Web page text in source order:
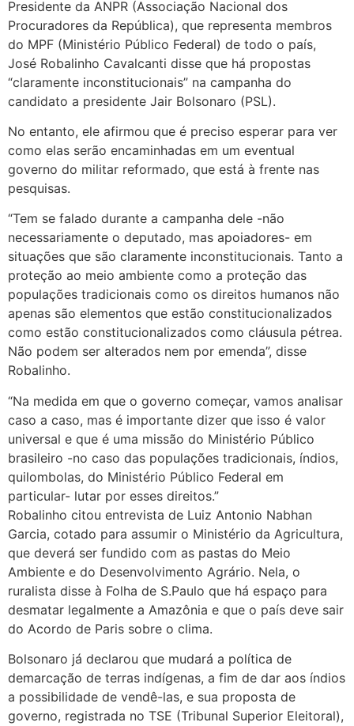
Presidente da ANPR (Associação Nacional dos
Procuradores da República), que representa membros
do MPF (Ministério Público Federal) de todo o país,
José Robalinho Cavalcanti disse que há propostas
“claramente inconstitucionais” na campanha do
candidato a presidente Jair Bolsonaro (PSL).
No entanto, ele afirmou que é preciso esperar para ver
como elas serão encaminhadas em um eventual
governo do militar reformado, que está à frente nas
pesquisas.
“Tem se falado durante a campanha dele -não
necessariamente o deputado, mas apoiadores- em
situações que são claramente inconstitucionais. Tanto a
proteção ao meio ambiente como a proteção das
populações tradicionais como os direitos humanos não
apenas são elementos que estão constitucionalizados
como estão constitucionalizados como cláusula pétrea.
Não podem ser alterados nem por emenda”, disse
Robalinho.
“Na medida em que o governo começar, vamos analisar
caso a caso, mas é importante dizer que isso é valor
universal e que é uma missão do Ministério Público
brasileiro -no caso das populações tradicionais, índios,
quilombolas, do Ministério Público Federal em
particular- lutar por esses direitos.”
Robalinho citou entrevista de Luiz Antonio Nabhan
Garcia, cotado para assumir o Ministério da Agricultura,
que deverá ser fundido com as pastas do Meio
Ambiente e do Desenvolvimento Agrário. Nela, o
ruralista disse à Folha de S.Paulo que há espaço para
desmatar legalmente a Amazônia e que o país deve sair
do Acordo de Paris sobre o clima.
Bolsonaro já declarou que mudará a política de
demarcação de terras indígenas, a fim de dar aos índios
a possibilidade de vendê-las, e sua proposta de
governo, registrada no TSE (Tribunal Superior Eleitoral),